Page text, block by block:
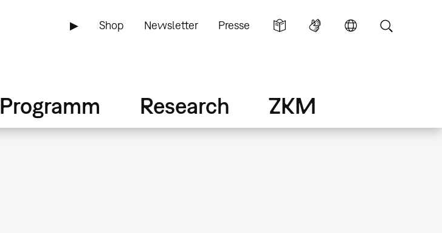
▶ Shop Newsletter Presse
Programm Research ZKM